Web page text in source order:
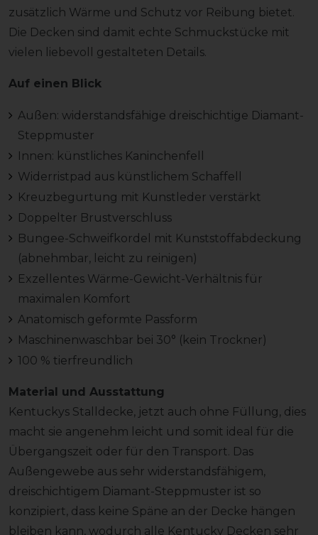
zusätzlich Wärme und Schutz vor Reibung bietet.
Die Decken sind damit echte Schmuckstücke mit
vielen liebevoll gestalteten Details.
Auf einen Blick
Außen: widerstandsfähige dreischichtige Diamant-
Steppmuster
Innen: künstliches Kaninchenfell
Widerristpad aus künstlichem Schaffell
Kreuzbegurtung mit Kunstleder verstärkt
Doppelter Brustverschluss
Bungee-Schweifkordel mit Kunststoffabdeckung
(abnehmbar, leicht zu reinigen)
Exzellentes Wärme-Gewicht-Verhältnis für
maximalen Komfort
Anatomisch geformte Passform
Maschinenwaschbar bei 30° (kein Trockner)
100 % tierfreundlich
Material und Ausstattung
Kentuckys Stalldecke, jetzt auch ohne Füllung, dies
macht sie angenehm leicht und somit ideal für die
Übergangszeit oder für den Transport. Das
Außengewebe aus sehr widerstandsfähigem,
dreischichtigem Diamant-Steppmuster ist so
konzipiert, dass keine Späne an der Decke hängen
bleiben kann, wodurch alle Kentucky Decken sehr